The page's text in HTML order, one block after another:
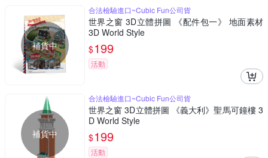
補貨中
合法檢驗進口~Cubic Fun公司貨
世界之窗 3D立體拼圖 《配件包一》 地面素材
3D World Style
$199
活動
補貨中
合法檢驗進口~Cubic Fun公司貨
世界之窗 3D立體拼圖 《義大利》聖馬可鐘樓 3
D World Style
$199
活動